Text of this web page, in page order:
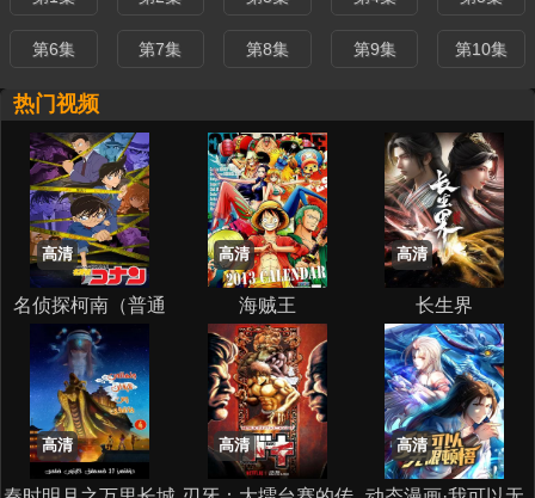
第6集 第7集 第8集 第9集 第10集
热门视频
高清
名侦探柯南（普通
话） (1996)
高清
海贼王
高清
长生界
高清 高清 高清